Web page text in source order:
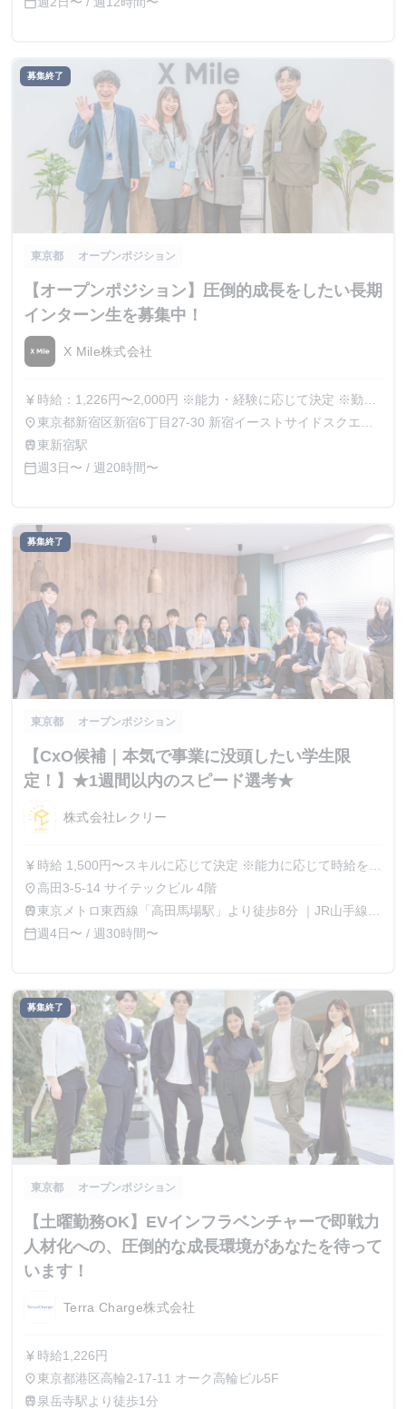
募集終了
東京都 オープンポジション
【オープンポジション】圧倒的成長をしたい長期
インターン生を募集中！
X Mile株式会社
currency_yen 時給：1,226円〜2,000円 ※能力・経験に応じて決定 ※勤務
開始後実績によって昇給あり
place東京都新宿区新宿6丁目27-30 新宿イーストサイドスクエア
7階
train東新宿駅
calendar_today週3日〜 / 週20時間〜
募集終了
東京都 オープンポジション
【CxO候補｜本気で事業に没頭したい学生限
定！】★1週間以内のスピード選考★
株式会社レクリー
currency_yen 時給 1,500円〜スキルに応じて決定 ※能力に応じて時給を都
度相談可能、成果が時給に直結する環境 ※インターン生に
対して年収1000万円オファーをした実績あり
place 高田3-5-14 サイテックビル 4階
train東京メトロ東西線「高田馬場駅」より徒歩8分 ｜JR山手線
「高田馬場駅」より徒歩9分
calendar_today週4日〜 / 週30時間〜
募集終了
東京都 オープンポジション
【土曜勤務OK】EVインフラベンチャーで即戦力
人材化への、圧倒的な成長環境があなたを待って
います！
Terra Charge株式会社
currency_yen 時給1,226円
place東京都港区高輪2-17-11 オーク高輪ビル5F
train 泉岳寺駅より徒歩1分